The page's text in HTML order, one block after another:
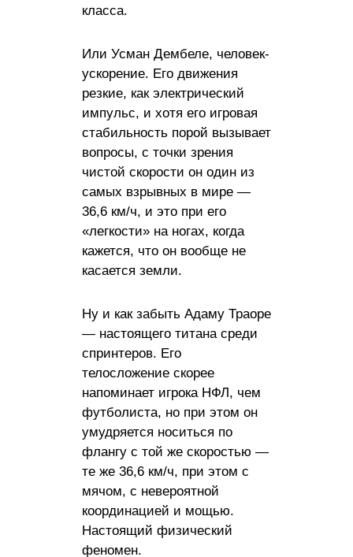
класса.
Или Усман Дембеле, человек-
ускорение. Его движения
резкие, как электрический
импульс, и хотя его игровая
стабильность порой вызывает
вопросы, с точки зрения
чистой скорости он один из
самых взрывных в мире —
36,6 км/ч, и это при его
«легкости» на ногах, когда
кажется, что он вообще не
касается земли.
Ну и как забыть Адаму Траоре
— настоящего титана среди
спринтеров. Его
телосложение скорее
напоминает игрока НФЛ, чем
футболиста, но при этом он
умудряется носиться по
флангу с той же скоростью —
те же 36,6 км/ч, при этом с
мячом, с невероятной
координацией и мощью.
Настоящий физический
феномен.